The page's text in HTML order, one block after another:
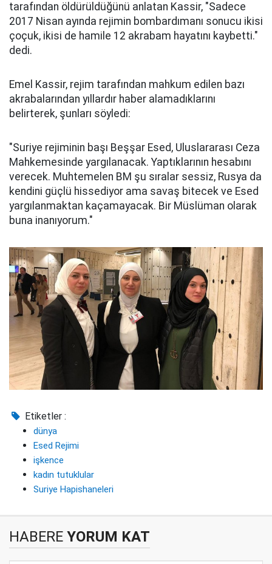
tarafından öldürüldüğünü anlatan Kassir, "Sadece
2017 Nisan ayında rejimin bombardımanı sonucu ikisi
çoçuk, ikisi de hamile 12 akrabam hayatını kaybetti."
dedi.
Emel Kassir, rejim tarafından mahkum edilen bazı
akrabalarından yıllardır haber alamadıklarını
belirterek, şunları söyledi:
"Suriye rejiminin başı Beşşar Esed, Uluslararası Ceza
Mahkemesinde yargılanacak. Yaptıklarının hesabını
verecek. Muhtemelen BM şu sıralar sessiz, Rusya da
kendini güçlü hissediyor ama savaş bitecek ve Esed
yargılanmaktan kaçamayacak. Bir Müslüman olarak
buna inanıyorum."
Etiketler :
dünya
Esed Rejimi
işkence
kadın tutuklular
Suriye Hapishaneleri
HABERE YORUM KAT